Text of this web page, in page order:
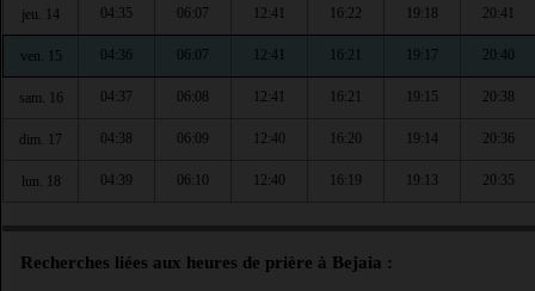
jeu. 14 04:35 06:07 12:41 16:22 19:18 20:41
ven. 15 04:36 06:07 12:41 16:21 19:17 20:40
sam. 16 04:37 06:08 12:41 16:21 19:15 20:38
dim. 17 04:38 06:09 12:40 16:20 19:14 20:36
lun. 18 04:39 06:10 12:40 16:19 19:13 20:35
Recherches liées aux heures de prière à Bejaia :